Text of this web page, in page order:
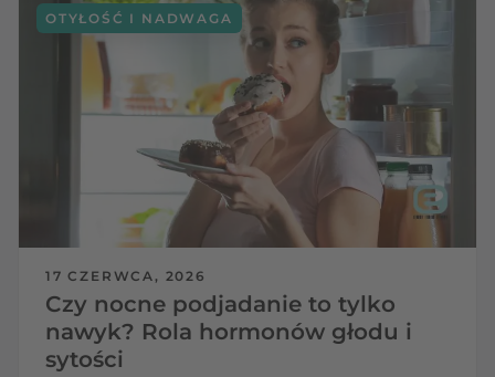
17 CZERWCA, 2026
Czy nocne podjadanie to tylko
nawyk? Rola hormonów głodu i
sytości
OTYŁOŚĆ I NADWAGA